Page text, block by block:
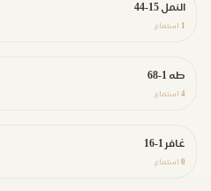
النمل 15-44
1 استماع
طه 1-68
4 استماع
غافر 1-16
0 استماع